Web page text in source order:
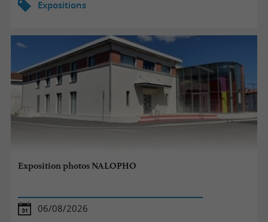
Expositions
Exposition photos NALOPHO
06/08/2026